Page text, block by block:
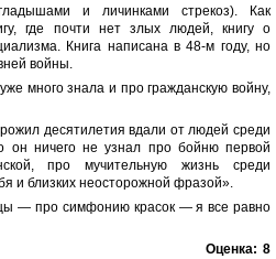
и личинками стрекоз). Как
где почти нет злых людей, книгу о
Книга написана в 48-м году, но
войны.
уже много знала и про гражданскую войну,
десятилетия вдали от людей среди
он ничего не узнал про бойню первой
про мучительную жизнь среди
и близких неосторожной фразой».
— про симфонию красок — я все равно
Оценка: 8